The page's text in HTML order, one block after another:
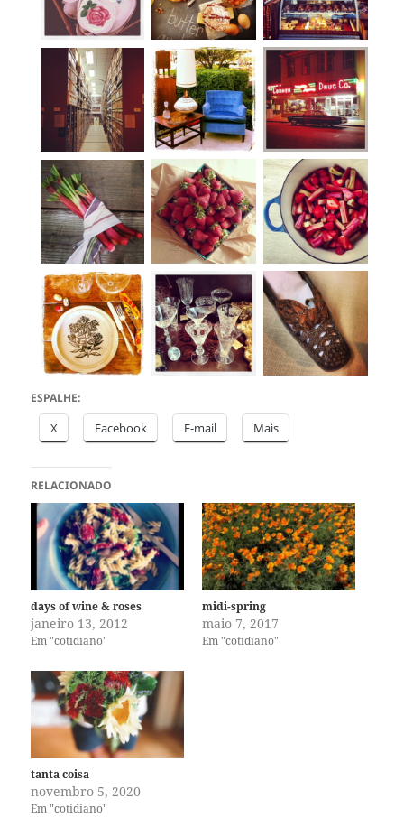
ESPALHE:
X Facebook E-mail Mais
RELACIONADO
days of wine & roses
janeiro 13, 2012
Em "cotidiano"
midi-spring
maio 7, 2017
Em "cotidiano"
tanta coisa
novembro 5, 2020
Em "cotidiano"